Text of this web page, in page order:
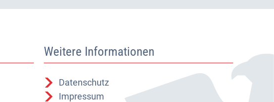
Weitere Informationen
Datenschutz
Impressum